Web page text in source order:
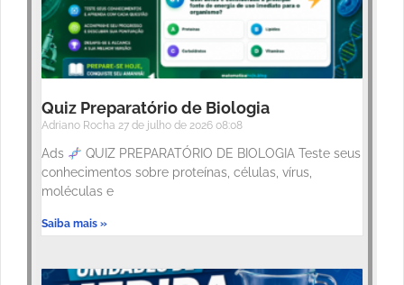
Quiz Preparatório de Biologia
Adriano Rocha 27 de julho de 2026 08:08
Ads
QUIZ PREPARATÓRIO DE BIOLOGIA Teste seus
conhecimentos sobre proteínas, células, vírus,
moléculas e
Saiba mais »